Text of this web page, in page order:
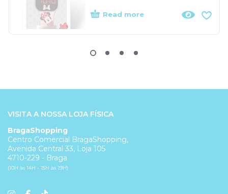
Read more
VISITA A NOSSA LOJA FÍSICA
BragaShopping
Centro Comercial BragaShopping,
Avenida Central 33, Loja 105
4710-229 - Braga
(10H às 14H - 15H às 19H)